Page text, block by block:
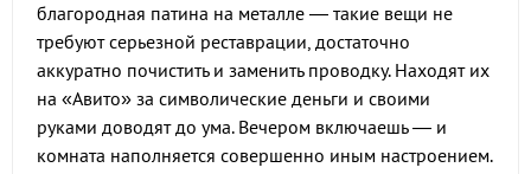
благородная патина на металле — такие вещи не
требуют серьезной реставрации, достаточно
аккуратно почистить и заменить проводку. Находят их
на «Авито» за символические деньги и своими
руками доводят до ума. Вечером включаешь — и
комната наполняется совершенно иным настроением.